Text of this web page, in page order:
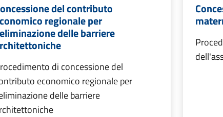
del contributo
regionale per
delle barriere
di concessione del
economico regionale per
delle barriere